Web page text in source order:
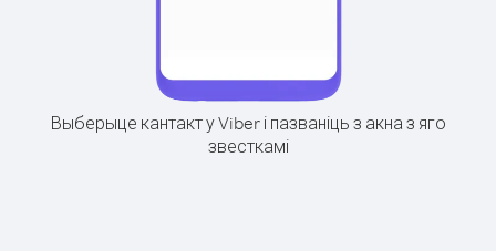
Выберыце кантакт у Viber і пазваніць з акна з яго
звесткамі